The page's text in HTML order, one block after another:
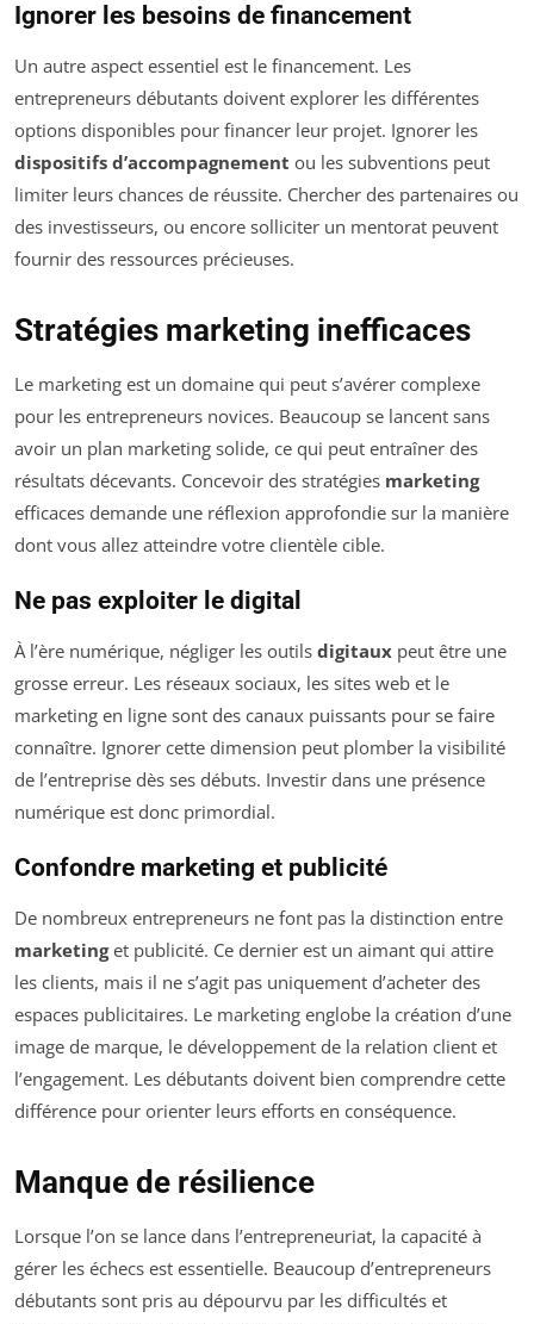
Ignorer les besoins de financement
Un autre aspect essentiel est le financement. Les
entrepreneurs débutants doivent explorer les différentes
options disponibles pour financer leur projet. Ignorer les
dispositifs d’accompagnement ou les subventions peut
limiter leurs chances de réussite. Chercher des partenaires ou
des investisseurs, ou encore solliciter un mentorat peuvent
fournir des ressources précieuses.
Stratégies marketing inefficaces
Le marketing est un domaine qui peut s’avérer complexe
pour les entrepreneurs novices. Beaucoup se lancent sans
avoir un plan marketing solide, ce qui peut entraîner des
résultats décevants. Concevoir des stratégies marketing
efficaces demande une réflexion approfondie sur la manière
dont vous allez atteindre votre clientèle cible.
Ne pas exploiter le digital
À l’ère numérique, négliger les outils digitaux peut être une
grosse erreur. Les réseaux sociaux, les sites web et le
marketing en ligne sont des canaux puissants pour se faire
connaître. Ignorer cette dimension peut plomber la visibilité
de l’entreprise dès ses débuts. Investir dans une présence
numérique est donc primordial.
Confondre marketing et publicité
De nombreux entrepreneurs ne font pas la distinction entre
marketinget publicité. Ce dernier est un aimant qui attire
les clients, mais il ne s’agit pas uniquement d’acheter des
espaces publicitaires. Le marketing englobe la création d’une
image de marque, le développement de la relation client et
l’engagement. Les débutants doivent bien comprendre cette
différence pour orienter leurs efforts en conséquence.
Manque de résilience
Lorsque l’on se lance dans l’entrepreneuriat, la capacité à
gérer les échecs est essentielle. Beaucoup d’entrepreneurs
débutants sont pris au dépourvu par les difficultés et